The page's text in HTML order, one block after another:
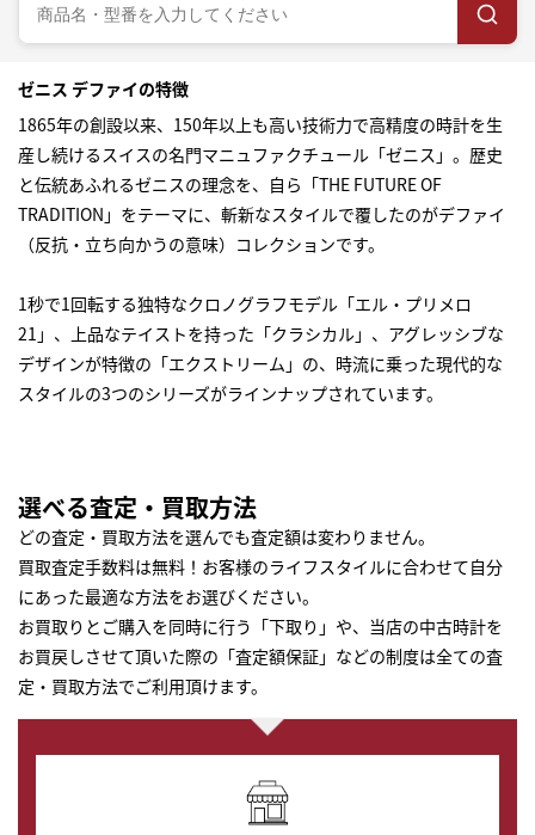
ゼニス デファイの特徴
1865年の創設以来、150年以上も高い技術力で高精度の時計を生
産し続けるスイスの名門マニュファクチュール「ゼニス」。歴史
と伝統あふれるゼニスの理念を、自ら「THE FUTURE OF
TRADITION」をテーマに、斬新なスタイルで覆したのがデファイ
（反抗・立ち向かうの意味）コレクションです。
1秒で1回転する独特なクロノグラフモデル「エル・プリメロ
21」、上品なテイストを持った「クラシカル」、アグレッシブな
デザインが特徴の「エクストリーム」の、時流に乗った現代的な
スタイルの3つのシリーズがラインナップされています。
選べる査定・買取方法
どの査定・買取方法を選んでも査定額は変わりません。
買取査定手数料は無料！お客様のライフスタイルに合わせて自分
にあった最適な方法をお選びください。
お買取りとご購入を同時に行う「下取り」や、当店の中古時計を
お買戻しさせて頂いた際の「査定額保証」などの制度は全ての査
定・買取方法でご利用頂けます。